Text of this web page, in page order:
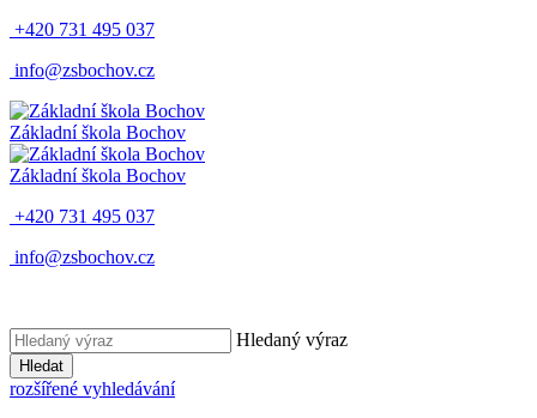
+420 731 495 037
info@zsbochov.cz
Základní škola Bochov
Základní škola Bochov
+420 731 495 037
info@zsbochov.cz
Hledaný výraz
Hledat
rozšířené vyhledávání